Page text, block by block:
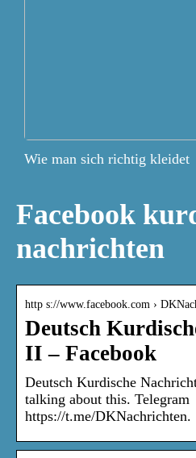
Wie man sich richtig kleidet
Facebook
nachrichten
http s://www.facebook.com ›
Deutsch
II – Facebook
Deutsch Kurdische
talking about this. Telegram
https://t.me/DKNachrichten.